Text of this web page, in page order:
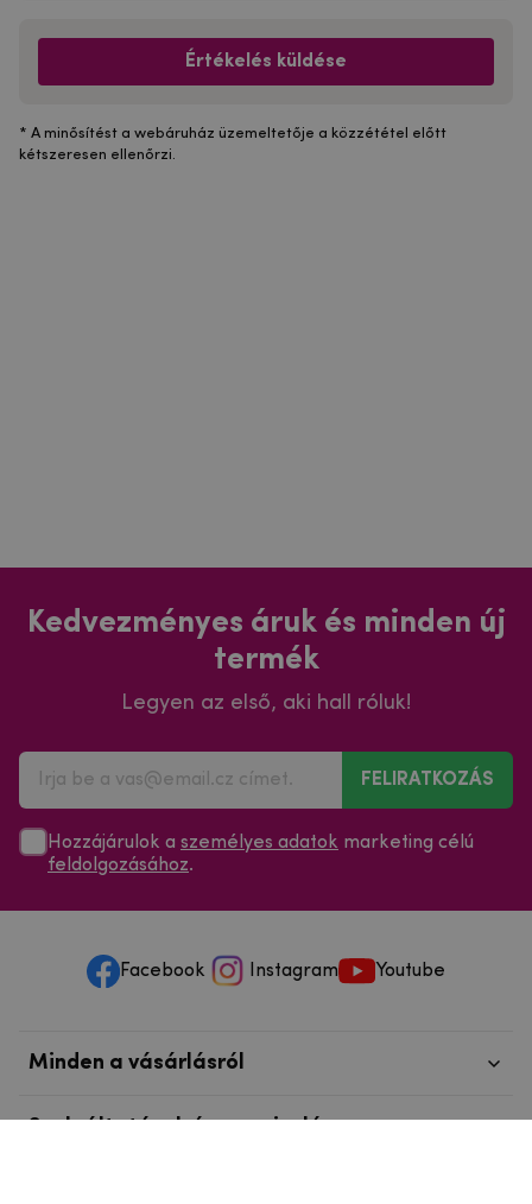
Értékelés küldése
* A minősítést a webáruház üzemeltetője a közzététel előtt
kétszeresen ellenőrzi.
Kedvezményes áruk és minden új
termék
Legyen az első, aki hall róluk!
FELIRATKOZÁS
Hozzájárulok a személyes adatok marketing célú
feldolgozásához.
Facebook Instagram Youtube
Minden a vásárlásról